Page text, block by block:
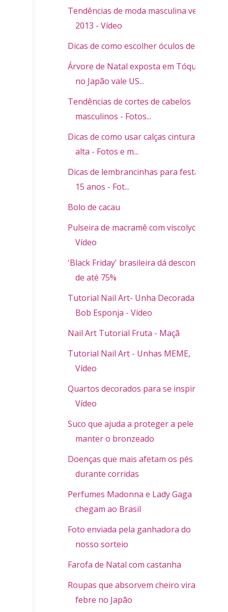
Tendências de moda masculina verão
2013 - Vídeo
Dicas de como escolher óculos de sol
Árvore de Natal exposta em Tóquio
no Japão vale US...
Tendências de cortes de cabelos
masculinos - Fotos...
Dicas de como usar calças cintura
alta - Fotos e m...
Dicas de lembrancinhas para festa de
15 anos - Fot...
Bolo de cacau
Pulseira de macramê com viscolycra -
Vídeo
'Black Friday' brasileira dá descontos
de até 75%
Tutorial Nail Art- Unha Decorada
Bob Esponja - Vídeo
Nail Art Tutorial Fruta - Maçã
Tutorial Nail Art - Unhas MEME,
Vídeo
Quartos decorados para se inspirar -
Vídeo
Suco que ajuda a proteger a pele e
manter o bronzeado
Doenças que mais afetam os pés
durante corridas
Perfumes Madonna e Lady Gaga
chegam ao Brasil
Foto enviada pela ganhadora do
nosso sorteio
Farofa de Natal com castanha
Roupas que absorvem cheiro vira
febre no Japão